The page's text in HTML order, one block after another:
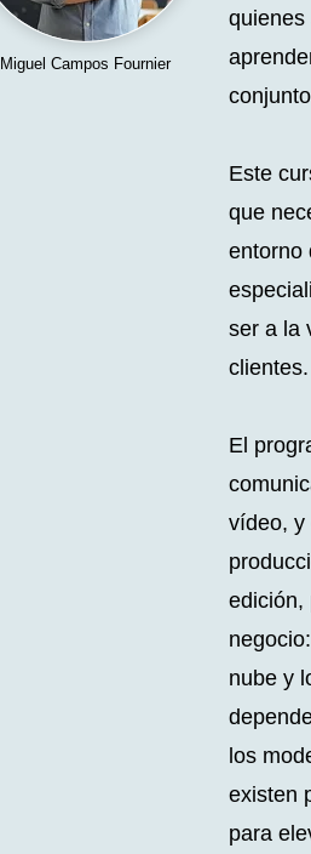
Miguel Campos Fournier
quienes
Este
que
entorno
ser a la
clientes.
El
vídeo, y
edición,
nube y
los
existen
para